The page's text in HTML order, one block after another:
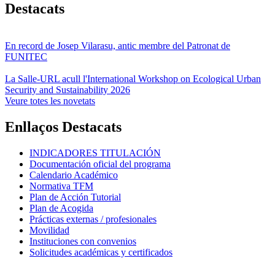
Destacats
En record de Josep Vilarasu, antic membre del Patronat de
FUNITEC
La Salle-URL acull l'International Workshop on Ecological Urban
Security and Sustainability 2026
Veure totes les novetats
Enllaços Destacats
INDICADORES TITULACIÓN
Documentación oficial del programa
Calendario Académico
Normativa TFM
Plan de Acción Tutorial
Plan de Acogida
Prácticas externas / profesionales
Movilidad
Instituciones con convenios
Solicitudes académicas y certificados